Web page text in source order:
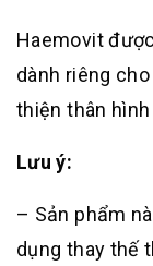
Haemovit
dành riêng
thiện thân
Lưu ý:
– Sản phẩm
dụng thay thế